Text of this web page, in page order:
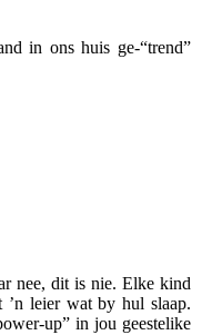
in ons huis ge-“trend”
nee, dit is nie. Elke kind
’n leier wat by hul slaap.
up” in jou geestelike